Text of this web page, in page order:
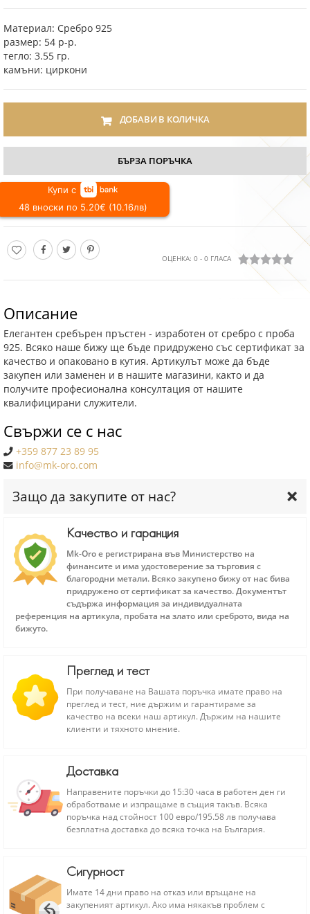
Материал: Сребро 925
размер: 54 р-р.
тегло: 3.55 гр.
камъни: циркони
ДОБАВИ В КОЛИЧКА
БЪРЗА ПОРЪЧКА
Купи с
48 вноски по 5.20€ (10.16лв)
ОЦЕНКА: 0 - 0 ГЛАСА
Описание
Елегантен сребърен пръстен - изработен от сребро с проба
925. Всяко наше бижу ще бъде придружено със сертификат за
качество и опаковано в кутия. Артикулът може да бъде
закупен или заменен и в нашите магазини, както и да
получите професионална консултация от нашите
квалифицирани служители.
Свържи се с нас
+359 877 23 89 95
info@mk-oro.com
Защо да закупите от нас?
Качество и гаранция
Mk-Oro е регистрирана във Министерство на
финансите и има удостоверение за търговия с
благородни метали. Всяко закупено бижу от нас бива
придружено от сертификат за качество. Документът
съдържа информация за индивидуалната
референция на артикула, пробата на злато или среброто, вида на
бижуто.
Преглед и тест
При получаване на Вашата поръчка имате право на
преглед и тест, ние държим и гарантираме за
качество на всеки наш артикул. Държим на нашите
клиенти и тяхното мнение.
Доставка
Направените поръчки до 15:30 часа в работен ден ги
обработваме и изпращаме в същия такъв. Всяка
поръчка над стойност 100 евро/195.58 лв получава
безплатна доставка до всяка точка на България.
Сигурност
Имате 14 дни право на отказ или връщане на
закупеният артикул. Ако има някакъв проблем с